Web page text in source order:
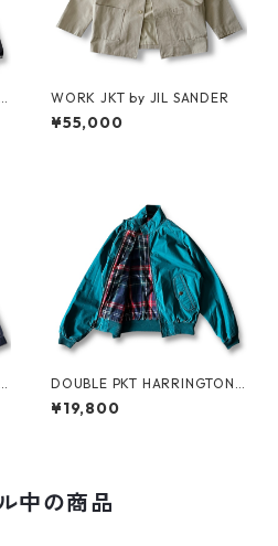
WORK JKT by JIL SANDER
¥55,000
DOUBLE PKT HARRINGTON J
KT by LANDS'END
¥19,800
中の商品